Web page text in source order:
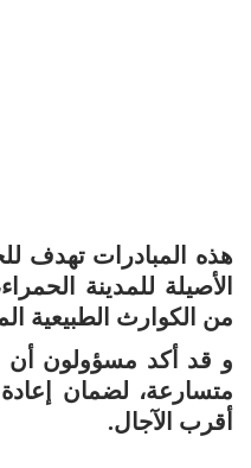
هذه المبادرات تهدف
الأصيلة للمدينة
من الكوارث الطبيعية
و قد أكد مسؤولون أن
متسارعة، لضمان
أقرب الآجال.